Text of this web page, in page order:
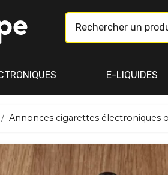
E-LIQUIDES
Annonces cigarettes électroniques